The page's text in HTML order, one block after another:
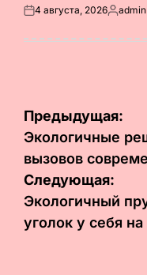
Опубликовано
4 августа, 2026Запись
admin
Навигация
по
записям
Предыдущая:
Экологичные
вызовов
Следующая:
Экологичный
уголок у себя на